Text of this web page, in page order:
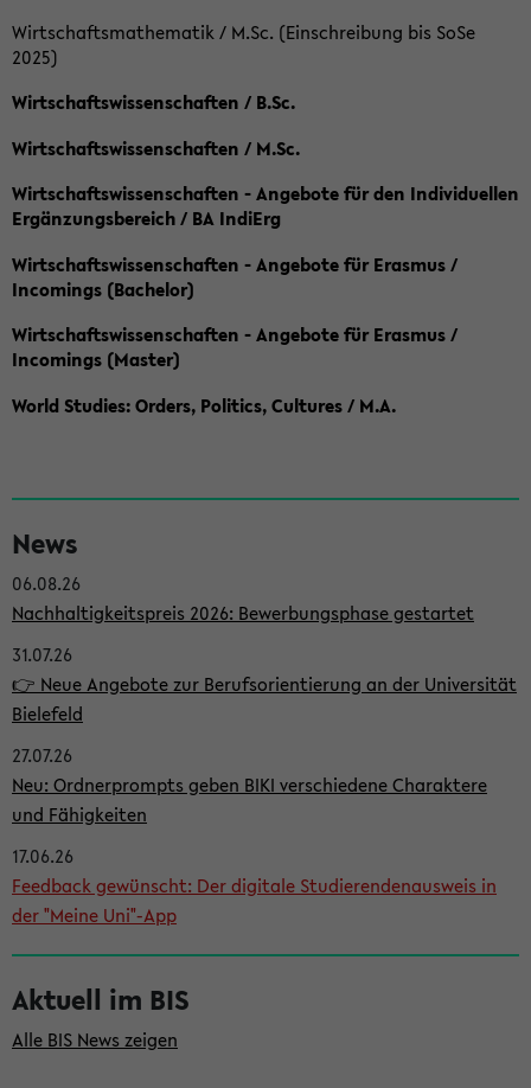
Wirtschaftsmathematik / M.Sc. (Einschreibung bis SoSe
2025)
Wirtschaftswissenschaften / B.Sc.
Wirtschaftswissenschaften / M.Sc.
Wirtschaftswissenschaften - Angebote für den Individuellen
Ergänzungsbereich / BA IndiErg
Wirtschaftswissenschaften - Angebote für Erasmus /
Incomings (Bachelor)
Wirtschaftswissenschaften - Angebote für Erasmus /
Incomings (Master)
World Studies: Orders, Politics, Cultures / M.A.
e
i
t
e
n
l
e
i
s
t
e
News
06.08.26
Nachhaltigkeitspreis 2026: Bewerbungsphase gestartet
31.07.26
👉 Neue Angebote zur Berufsorientierung an der Universität
Bielefeld
27.07.26
Neu: Ordnerprompts geben BIKI verschiedene Charaktere
und Fähigkeiten
17.06.26
Feedback gewünscht: Der digitale Studierendenausweis in
der "Meine Uni"-App
Aktuell im BIS
Alle BIS News zeigen